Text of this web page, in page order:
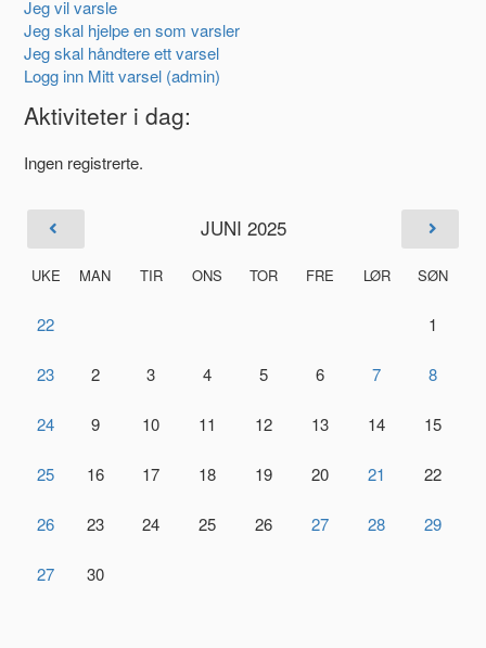
Jeg vil varsle
Jeg skal hjelpe en som varsler
Jeg skal håndtere ett varsel
Logg inn Mitt varsel (admin)
Aktiviteter i dag:
Ingen registrerte.
JUNI 2025
UKE MAN TIR ONS TOR FRE LØR SØN
22 1
23 2 3 4 5 6 7 8
24 9 10 11 12 13 14 15
25 16 17 18 19 20 21 22
26 23 24 25 26 27 28 29
27 30